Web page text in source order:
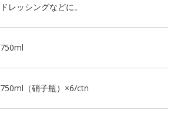
ドレッシングなどに。
750ml
750ml（硝子瓶）×6/ctn